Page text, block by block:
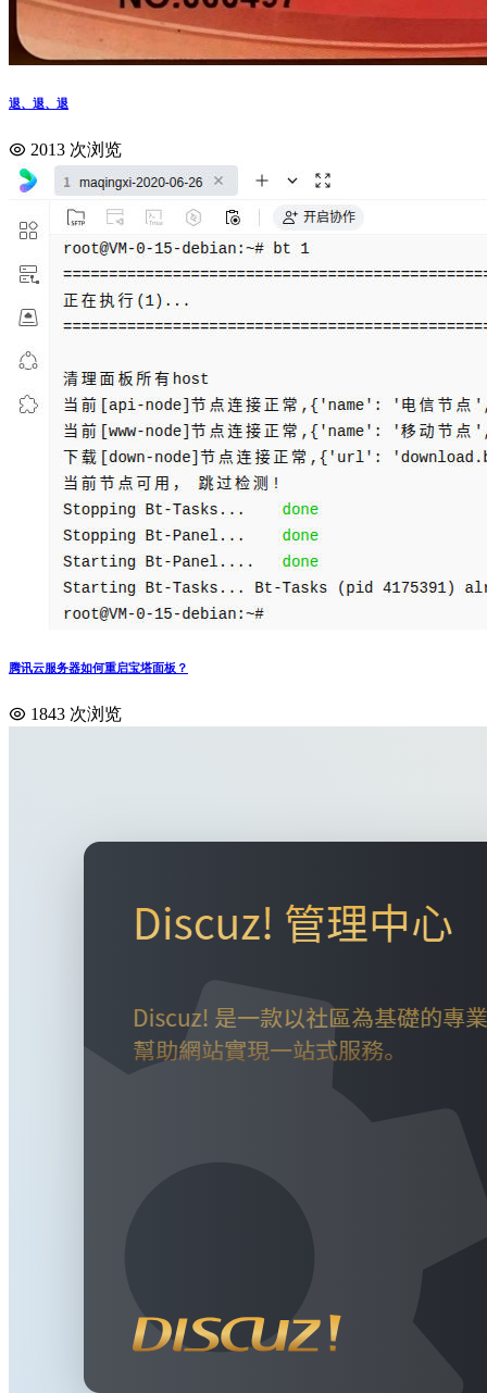
退、退、退
2013 次浏览
腾讯云服务器如何重启宝塔面板？
1843 次浏览